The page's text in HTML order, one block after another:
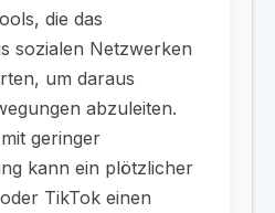
die das
sozialen Netzwerken
um daraus
abzuleiten.
geringer
kann ein plötzlicher
TikTok einen